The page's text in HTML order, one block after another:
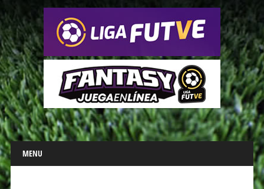
Main menu
Skip
to
content
MENU